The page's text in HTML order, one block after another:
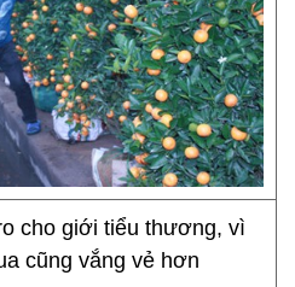
cho giới tiểu thương, vì
cũng vắng vẻ hơn